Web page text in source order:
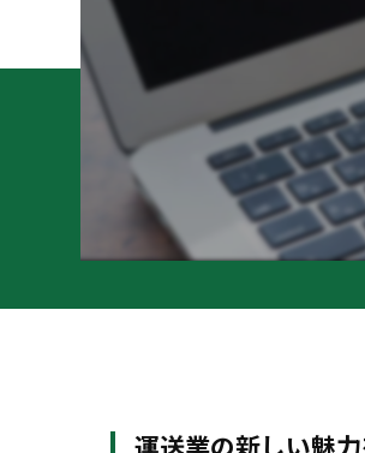
運送業の新しい魅